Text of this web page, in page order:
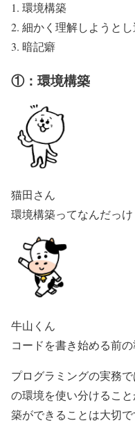
環境構築
細かく理解しようとし
暗記癖
①：環境構築
猫田さん
環境構築ってなんだっけ
牛山くん
コードを書き始める前
プログラミングの実務
の環境を使い分けるこ
築ができることは大切